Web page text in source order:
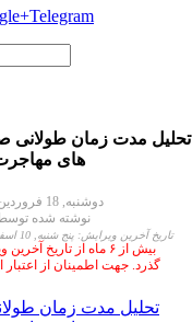
Telegram
تحلیل مدت زمان طولانی
های
دوشنبه, 18 فروردين 1393 ساعت 00:00
نوشته شده
تاریخ آخرین ویرایش: پنج شنبه, 10 اسفند 1396 ساعت 02:14
بیش از ۶ ماه از تاریخ
گذرد. جهت اطمینان از اعتبار